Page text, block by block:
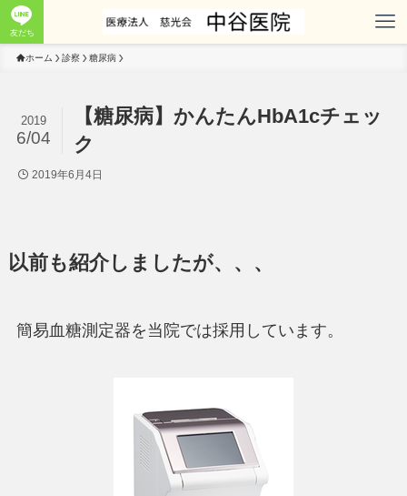
友だち
ホーム 診察 糖尿病
【糖尿病】かんたんHbA1cチェッ
ク
2019
6/04
2019年6月4日
以前も紹介しましたが、、、
簡易血糖測定器を当院では採用しています。